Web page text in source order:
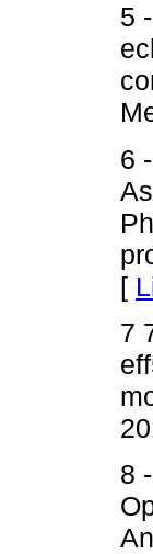
5
6
[
7
8